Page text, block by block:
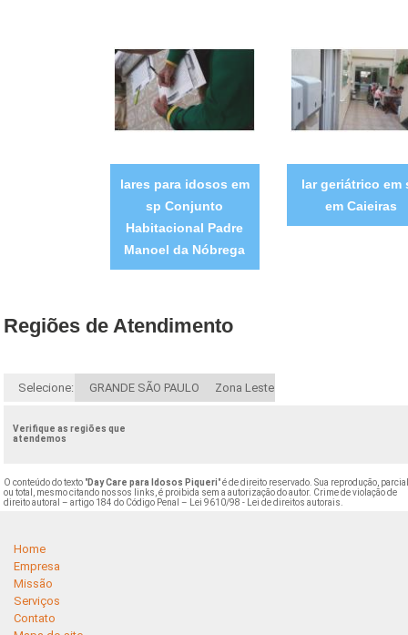
lares para idosos em
sp Conjunto
Habitacional Padre
Manoel da Nóbrega
lar geriátrico em
em Caieiras
Regiões de Atendimento
Selecione: GRANDE SÃO PAULO Zona Leste
Verifique as regiões que
atendemos
O conteúdo do texto "Day Care para Idosos Piqueri" é de direito reservado. Sua reprodução,
ou total, mesmo citando nossos links, é proibida sem a autorização do autor. Crime de violação de
direito autoral – artigo 184 do Código Penal –
Lei 9610/98 - Lei de direitos autorais
Home
Empresa
Missão
Serviços
Contato